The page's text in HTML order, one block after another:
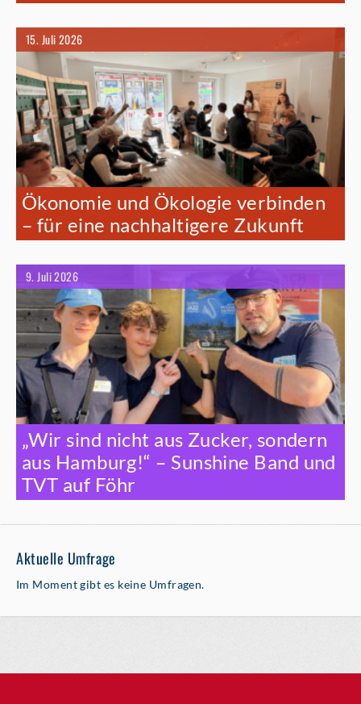
15. Juli 2026
Ökonomie und Ökologie verbinden
– für eine nachhaltigere Zukunft
9. Juli 2026
„Wir sind nicht aus Zucker, sondern
aus Hamburg!“ – Sunshine Band und
TVT auf Föhr
Aktuelle Umfrage
Im Moment gibt es keine Umfragen.